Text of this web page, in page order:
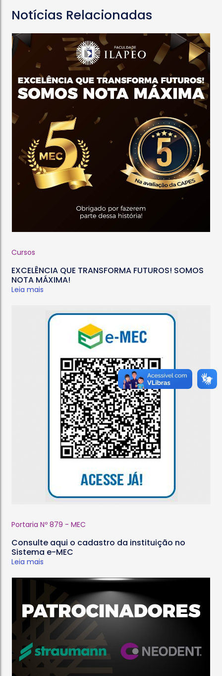
Notícias Relacionadas
Cursos
EXCELÊNCIA QUE TRANSFORMA FUTUROS! SOMOS
NOTA MÁXIMA!
Leia mais
Portaria Nº 879 - MEC
Consulte aqui o cadastro da instituição no
Sistema e-MEC
Leia mais